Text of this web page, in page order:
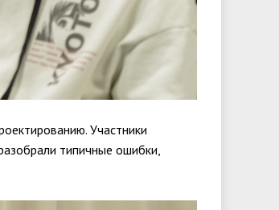
Участники
типичные ошибки,